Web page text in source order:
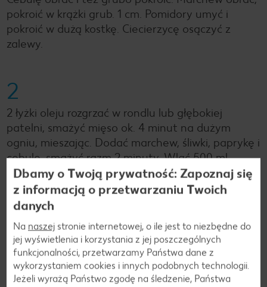
pokroić w krążki grub. 1 cm. Pomidory umyć i
pokroić w dużą kostkę. Ciecierzycę osączyć z
zalewy.
2
2 łyżki oleju rozgrzać w rondlu lub głębokiej
patelni, smażyć mięso ok. 4 minut na dużym
ogniu, mieszając. Dodać marchew, śliwki, paprykę i
cebulę, smażyć razm 2 minuty. Wlać 500 ml
bulionu, doprawić solą i pieprzem. Przykryć,
włożyć do piekarnika rozgrzanego do temp. 175°C
(termoobieg 150°C) i dusić 1,5 godziny.
3
W tym czasie kuskus przygotować z bulionem wg
Dbamy o Twoją prywatność: Zapoznaj się
z informacją o przetwarzaniu Twoich
danych
Na naszej stronie internetowej, o ile jest to niezbędne do
jej wyświetlenia i korzystania z jej poszczególnych
funkcjonalności, przetwarzamy Państwa dane z
wykorzystaniem cookies i innych podobnych technologii.
Jeżeli wyrażą Państwo zgodę na śledzenie, Państwa